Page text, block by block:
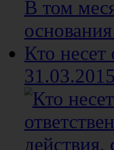
В том
Кто несет
31.03.2015